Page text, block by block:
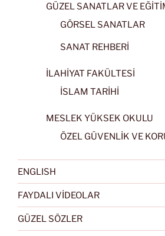
GÜZEL SANATLAR VE
GÖRSEL SANATLAR
SANAT REHBERİ
İLAHİYAT FAKÜLTESİ
İSLAM TARİHİ
MESLEK YÜKSEK OKULU
ÖZEL GÜVENLİK VE
ENGLISH
FAYDALI VİDEOLAR
GÜZEL SÖZLER